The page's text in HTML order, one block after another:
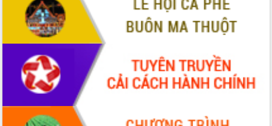
hoạch tỉnh thời kỳ 2021-2030
Hội thảo góp ý hồ sơ điều chỉnh quy
hoạch tỉnh Đắk Lắk thời kỳ 2021-2030,
tầm nhìn đến năm 2050
Nâng cao hiệu quả hoạt động của các
doanh nghiệp nhà nước
Hội nghị triển khai kết nối mạng
truyền số liệu chuyên dùng phục vụ cơ
quan Đảng, Nhà nước